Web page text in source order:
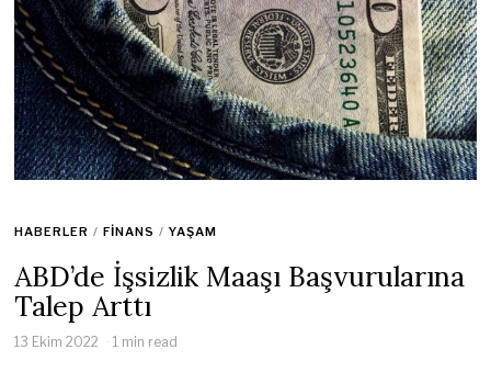
HABERLER / FINANS / YAŞAM
ABD’de İşsizlik Maaşı Başvurularına
Talep Arttı
13 Ekim 2022 1 min read